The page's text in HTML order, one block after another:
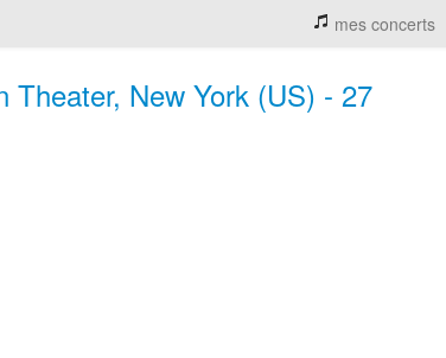
mes concerts
Theater, New York (US) - 27